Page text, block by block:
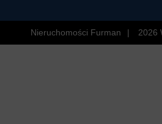
Nieruchomości Furman 2026